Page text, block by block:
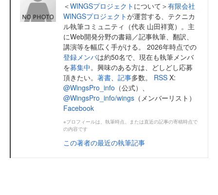
＜WINGSプロジェクト について＞有限会社
WINGSプロジェクトが運営する、テクニカ
ル執筆コミュニティ（代表 山田祥寛）。主
にWeb開発分野の書籍／記事執筆、翻訳、
講演等を幅広く手がける。 2026年時点での
登録メンバは約50名で、現在も執筆メンバ
を募集中。興味のある方は、どしどし応募
頂きたい。 著書 記事多数。 RSS X:
@WingsPro_info （公式）、
@WingsPro_info/wings （メンバーリスト）
Facebook
※プロフィールは、執筆時点、または直近の記事の寄稿時点で
の内容です
この著者の最近の執筆記事